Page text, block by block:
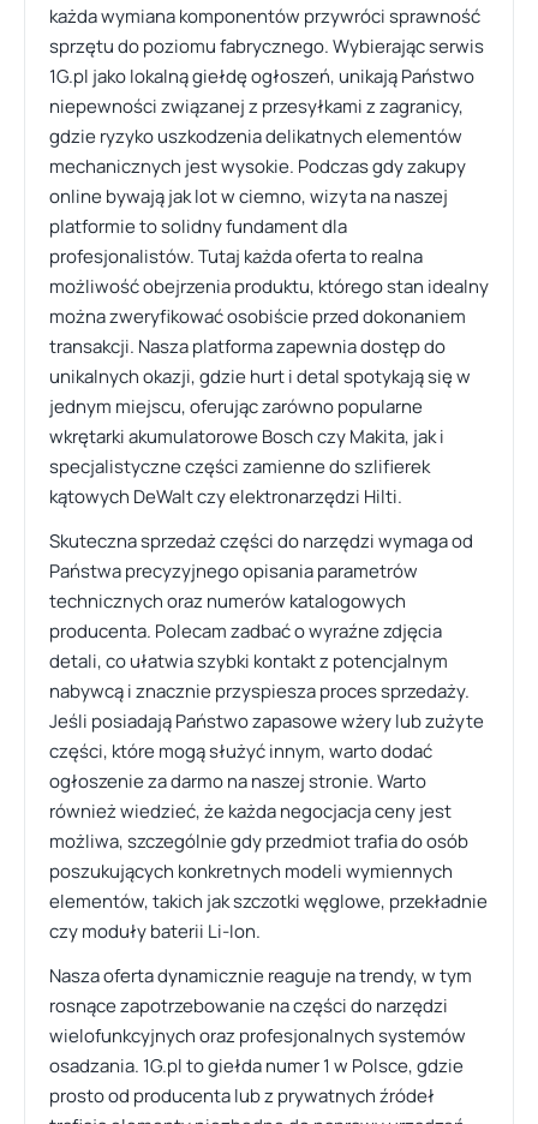
każda wymiana komponentów przywróci sprawność
sprzętu do poziomu fabrycznego. Wybierając serwis
1G.pl jako lokalną giełdę ogłoszeń, unikają Państwo
niepewności związanej z przesyłkami z zagranicy,
gdzie ryzyko uszkodzenia delikatnych elementów
mechanicznych jest wysokie. Podczas gdy zakupy
online bywają jak lot w ciemno, wizyta na naszej
platformie to solidny fundament dla
profesjonalistów. Tutaj każda oferta to realna
możliwość obejrzenia produktu, którego stan idealny
można zweryfikować osobiście przed dokonaniem
transakcji. Nasza platforma zapewnia dostęp do
unikalnych okazji, gdzie hurt i detal spotykają się w
jednym miejscu, oferując zarówno popularne
wkrętarki akumulatorowe Bosch czy Makita, jak i
specjalistyczne części zamienne do szlifierek
kątowych DeWalt czy elektronarzędzi Hilti.
Skuteczna sprzedaż części do narzędzi wymaga od
Państwa precyzyjnego opisania parametrów
technicznych oraz numerów katalogowych
producenta. Polecam zadbać o wyraźne zdjęcia
detali, co ułatwia szybki kontakt z potencjalnym
nabywcą i znacznie przyspiesza proces sprzedaży.
Jeśli posiadają Państwo zapasowe wżery lub zużyte
części, które mogą służyć innym, warto dodać
ogłoszenie za darmo na naszej stronie. Warto
również wiedzieć, że każda negocjacja ceny jest
możliwa, szczególnie gdy przedmiot trafia do osób
poszukujących konkretnych modeli wymiennych
elementów, takich jak szczotki węglowe, przekładnie
czy moduły baterii Li-Ion.
Nasza oferta dynamicznie reaguje na trendy, w tym
rosnące zapotrzebowanie na części do narzędzi
wielofunkcyjnych oraz profesjonalnych systemów
osadzania. 1G.pl to giełda numer 1 w Polsce, gdzie
prosto od producenta lub z prywatnych źródeł